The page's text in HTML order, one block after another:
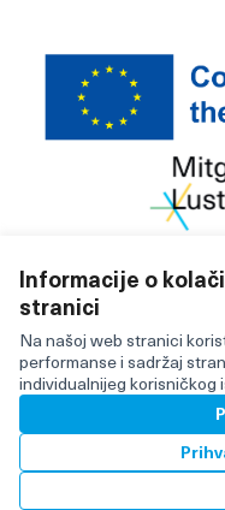
Informacije o
stranici
Na našoj web stranici
performanse i sadržaj
individualnijeg korisničkog
(Vanjska poveznica)
Za izradu internetske
softver.